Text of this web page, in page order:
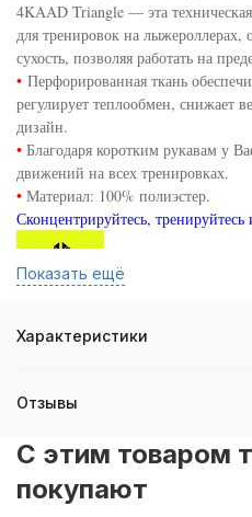
4KAAD Triangle — эта
для тренировок на лыжероллерах,
сухость, позволяя работать на
• Перфорированная ткань
регулирует теплообмен, снижает
дизайн.
• Благодаря коротким рукавам у
движений на всех тренировках.
• Материал: 100% полиэстер.
Сконцентрируйтесь,
Показать ещё
Характеристики
Отзывы
C этим товаром
покупают